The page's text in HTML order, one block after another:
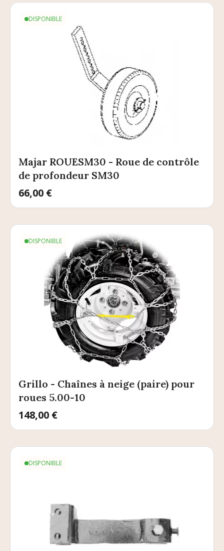
DISPONIBLE
Majar ROUESM30 - Roue de contrôle
de profondeur SM30
Prix
66,00 €
DISPONIBLE
Grillo - Chaînes à neige (paire) pour
roues 5.00-10
Prix
148,00 €
DISPONIBLE